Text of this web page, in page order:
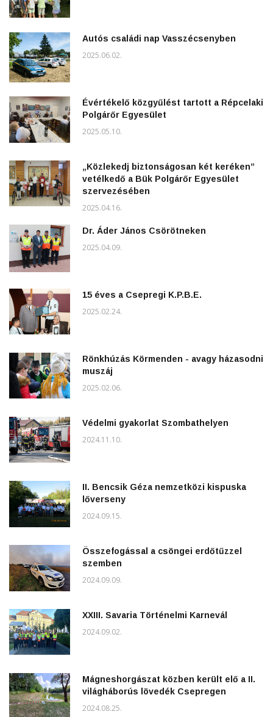
Autós családi nap Vasszécsenyben
2025.06.02.
Évértékelő közgyűlést tartott a Répcelaki
Polgárőr Egyesület
2025.05.10.
„Közlekedj biztonságosan két keréken”
vetélkedő a Bük Polgárőr Egyesület
szervezésében
2025.04.16.
Dr. Áder János Csörötneken
2025.04.09.
15 éves a Csepregi K.P.B.E.
2025.02.24.
Rönkhúzás Körmenden - avagy házasodni
muszáj
2025.02.06.
Védelmi gyakorlat Szombathelyen
2024.11.10.
II. Bencsik Géza nemzetközi kispuska
lőverseny
2024.09.15.
Összefogással a csöngei erdőtűzzel
szemben
2024.09.09.
XXIII. Savaria Történelmi Karnevál
2024.09.02.
Mágneshorgászat közben került elő a II.
világháborús lövedék Csepregen
2024.08.25.